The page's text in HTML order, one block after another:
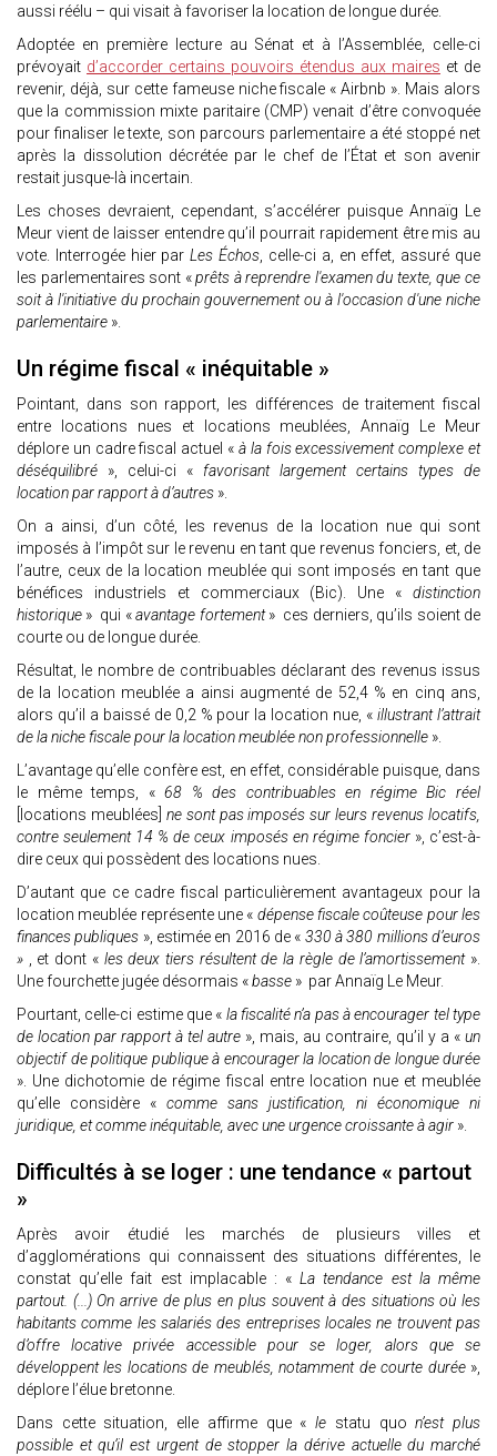
aussi réélu – qui visait à favoriser la location de longue durée.
Adoptée en première lecture au Sénat et à l’Assemblée, celle-ci
prévoyait d’accorder certains pouvoirs étendus aux maires et de
revenir, déjà, sur cette fameuse niche fiscale « Airbnb ». Mais alors
que la commission mixte paritaire (CMP) venait d’être convoquée
pour finaliser le texte, son parcours parlementaire a été stoppé net
après la dissolution décrétée par le chef de l’État et son avenir
restait jusque-là incertain.
Les choses devraient, cependant, s’accélérer puisque Annaïg Le
Meur vient de laisser entendre qu’il pourrait rapidement être mis au
vote. Interrogée hier parLes Échos, celle-ci a, en effet, assuré que
les parlementaires sont «prêts à reprendre l'examen du texte, que ce
soit à l'initiative du prochain gouvernement ou à l'occasion d'une niche
parlementaire ».
Un régime fiscal « inéquitable »
Pointant, dans son rapport, les différences de traitement fiscal
entre locations nues et locations meublées, Annaïg Le Meur
déplore un cadre fiscal actuel « à la fois excessivement complexe et
déséquilibré », celui-ci « favorisant largement certains types de
location par rapport à d’autres ».
On a ainsi, d’un côté, les revenus de la location nue qui sont
imposés à l’impôt sur le revenu en tant que revenus fonciers, et, de
l’autre, ceux de la location meublée qui sont imposés en tant que
bénéfices industriels et commerciaux (Bic). Une « distinction
historique » qui «avantage fortement» ces derniers, qu’ils soient de
courte ou de longue durée.
Résultat, le nombre de contribuables déclarant des revenus issus
de la location meublée a ainsi augmenté de 52,4 % en cinq ans,
alors qu’il a baissé de 0,2 % pour la location nue, « illustrant l’attrait
de la niche fiscale pour la location meublée non professionnelle ».
L’avantage qu’elle confère est, en effet, considérable puisque, dans
le même temps, «68 % des contribuables en régime Bic réel
[locations meublées] ne sont pas imposés sur leurs revenus locatifs,
contre seulement 14 % de ceux imposés en régime foncier», c’est-à-
dire ceux qui possèdent des locations nues.
D’autant que ce cadre fiscal particulièrement avantageux pour la
location meublée représente une « dépense fiscale coûteuse pour les
finances publiques », estimée en 2016 de « 330 à 380 millions d’euros
» , et dont « les deux tiers résultent de la règle de l’amortissement ».
Une fourchette jugée désormais «basse » par Annaïg Le Meur.
Pourtant, celle-ci estime que « la fiscalité n’a pas à encourager tel type
de location par rapport à tel autre », mais, au contraire, qu’il y a « un
objectif de politique publique à encourager la location de longue durée
». Une dichotomie de régime fiscal entre location nue et meublée
qu’elle considère « comme sans justification, ni économique ni
juridique, et comme inéquitable, avec une urgence croissante à agir ».
Difficultés à se loger : une tendance « partout
»
Après avoir étudié les marchés de plusieurs villes et
d’agglomérations qui connaissent des situations différentes, le
constat qu’elle fait est implacable : «La tendance est la même
partout. (...)On arrive de plus en plus souvent à des situations où les
habitants comme les salariés des entreprises locales ne trouvent pas
d’offre locative privée accessible pour se loger, alors que se
développent les locations de meublés, notamment de courte durée»,
déplore l’élue bretonne.
Dans cette situation, elle affirme que «le statu quo n’est plus
possible et qu’il est urgent de stopper la dérive actuelle du marché